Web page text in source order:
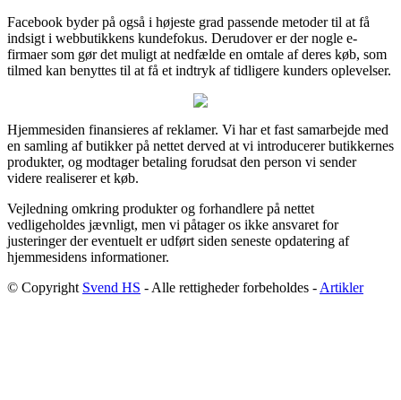
Facebook byder på også i højeste grad passende metoder til at få
indsigt i webbutikkens kundefokus. Derudover er der nogle e-
firmaer som gør det muligt at nedfælde en omtale af deres køb, som
tilmed kan benyttes til at få et indtryk af tidligere kunders oplevelser.
Hjemmesiden finansieres af reklamer. Vi har et fast samarbejde med
en samling af butikker på nettet derved at vi introducerer butikkernes
produkter, og modtager betaling forudsat den person vi sender
videre realiserer et køb.
Vejledning omkring produkter og forhandlere på nettet
vedligeholdes jævnligt, men vi påtager os ikke ansvaret for
justeringer der eventuelt er udført siden seneste opdatering af
hjemmesidens informationer.
© Copyright Svend HS - Alle rettigheder forbeholdes - Artikler